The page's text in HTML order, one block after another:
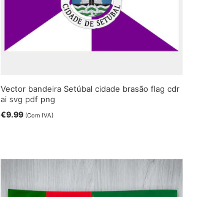
Vector bandeira Setúbal cidade brasão flag cdr
ai svg pdf png
€9.99 (Com IVA)